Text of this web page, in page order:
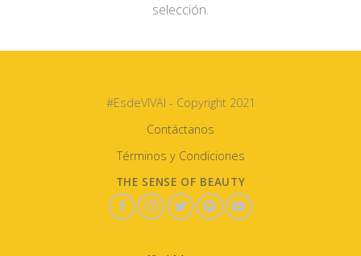
selección.
#EsdeVIVAI - Copyright 2021
Contáctanos
Términos y Condiciones
THE SENSE OF BEAUTY